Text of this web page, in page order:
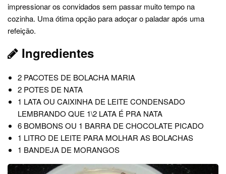
impressionar os convidados sem passar muito tempo na
cozinha. Uma ótima opção para adoçar o paladar após uma
refeição.
Ingredientes
2 PACOTES DE BOLACHA MARIA
2 POTES DE NATA
1 LATA OU CAIXINHA DE LEITE CONDENSADO
LEMBRANDO QUE 1\2 LATA É PRA NATA
6 BOMBONS OU 1 BARRA DE CHOCOLATE PICADO
1 LITRO DE LEITE PARA MOLHAR AS BOLACHAS
1 BANDEJA DE MORANGOS